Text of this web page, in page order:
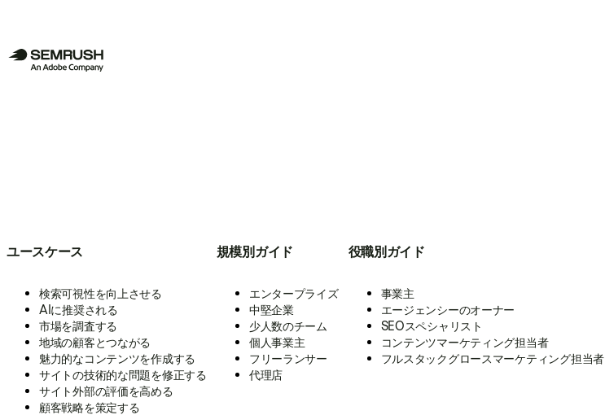
ユースケース
検索可視性を向上させる
AIに推奨される
市場を調査する
地域の顧客とつながる
魅力的なコンテンツを作成する
サイトの技術的な問題を修正する
サイト外部の評価を高める
顧客戦略を策定する
規模別ガイド
エンタープライズ
中堅企業
少人数のチーム
個人事業主
フリーランサー
代理店
役職別ガイド
事業主
エージェンシーのオーナー
SEOスペシャリスト
コンテンツマーケティング担当者
フルスタックグロースマーケティング担当者